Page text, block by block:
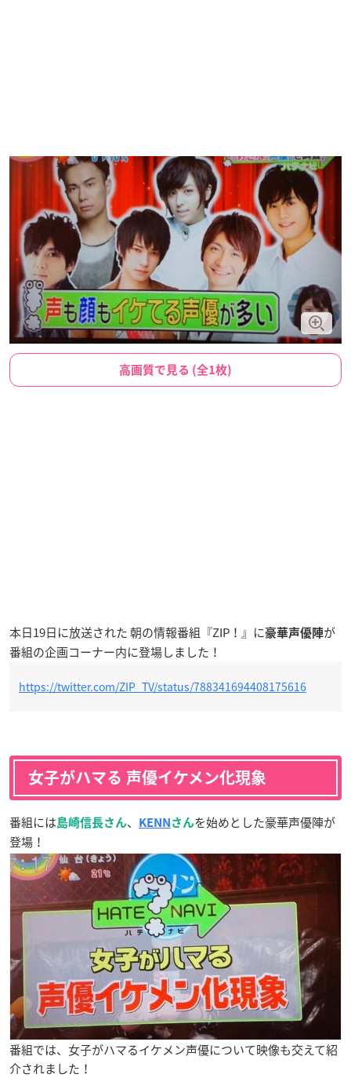
高画質で見る (全1枚)
本日19日に放送された 朝の情報番組『ZIP！』に豪華声優陣が
番組の企画コーナー内に登場しました！
https://twitter.com/ZIP_TV/status/788341694408175616
女子がハマる 声優イケメン化現象
番組には 島崎信長さん、 KENN さんを始めとした豪華声優陣が
登場！
番組では、女子がハマるイケメン声優について映像も交えて紹
介されました！